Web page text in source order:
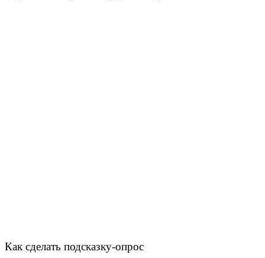
Как сделать подсказку-опрос